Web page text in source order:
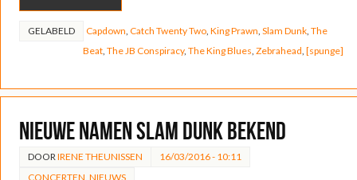
GELABELD Capdown Catch Twenty Two, King Prawn Slam Dunk, The
Beat, The JB Conspiracy, The King Blues Zebrahead [spunge]
Nieuwe namen Slam Dunk bekend
DOOR IRENE THEUNISSEN
16/03/2016 - 10:11
CONCERTEN NIEUWS